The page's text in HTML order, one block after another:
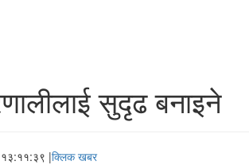
सुदृढ बनाइने
|क्लिक खबर